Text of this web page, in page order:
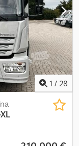
(ESP), gaisa
sistēma, piekabes
1 / 28